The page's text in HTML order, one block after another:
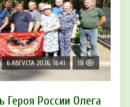
6 АВГУСТА 2026, 16:41 18
Героя России Олега